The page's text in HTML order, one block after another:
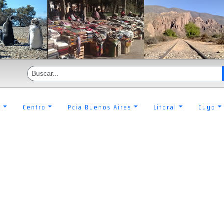
Centro Pcia Buenos Aires Litoral Cuyo